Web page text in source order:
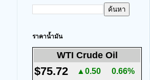
ราคาน้ำมัน
WTI Crude Oil
$75.72 ▲0.50 0.66%